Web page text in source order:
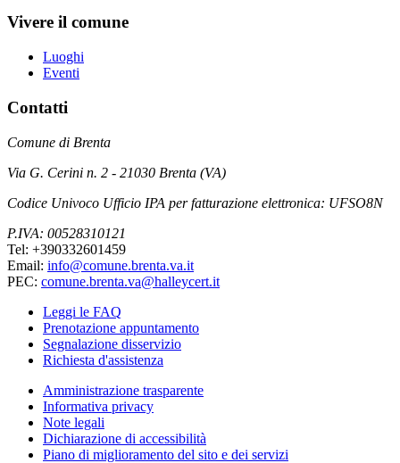
Vivere il comune
Luoghi
Eventi
Contatti
Comune di Brenta
Via G. Cerini n. 2 - 21030 Brenta (VA)
Codice Univoco Ufficio IPA per fatturazione elettronica: UFSO8N
P.IVA: 00528310121
Tel: +390332601459
Email: info@comune.brenta.va.it
PEC: comune.brenta.va@halleycert.it
Leggi le FAQ
Prenotazione appuntamento
Segnalazione disservizio
Richiesta d'assistenza
Amministrazione trasparente
Informativa privacy
Note legali
Dichiarazione di accessibilità
Piano di miglioramento del sito e dei servizi